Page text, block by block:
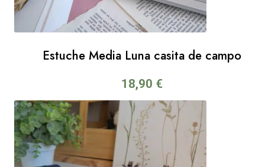
Estuche Media Luna casita de campo
18,90 €